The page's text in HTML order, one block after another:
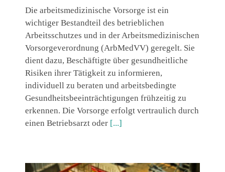
Die arbeitsmedizinische Vorsorge ist ein
wichtiger Bestandteil des betrieblichen
Arbeitsschutzes und in der Arbeitsmedizinischen
Vorsorgeverordnung (ArbMedVV) geregelt. Sie
dient dazu, Beschäftigte über gesundheitliche
Risiken ihrer Tätigkeit zu informieren,
individuell zu beraten und arbeitsbedingte
Gesundheitsbeeinträchtigungen frühzeitig zu
erkennen. Die Vorsorge erfolgt vertraulich durch
einen Betriebsarzt oder [...]